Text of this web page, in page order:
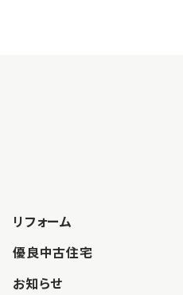
リフォーム
優良中古住宅
お知らせ